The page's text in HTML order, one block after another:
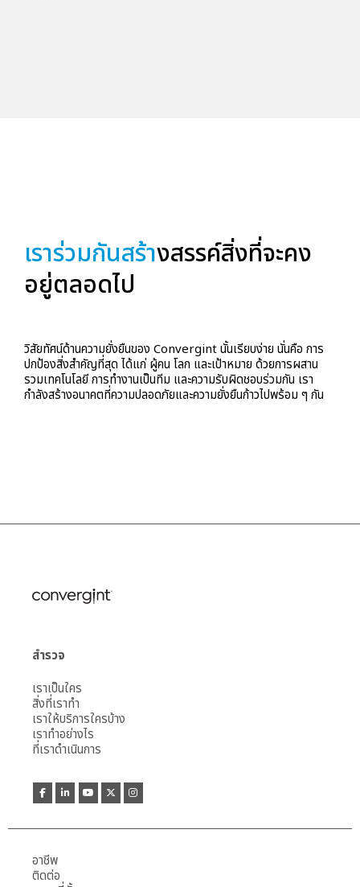
เราร่วมกันสร้างสรรค์สิ่งที่จะคง
อยู่ตลอดไป
วิสัยทัศน์ด้านความยั่งยืนของ Convergint นั้นเรียบง่าย นั่นคือ การ
ปกป้องสิ่งสำคัญที่สุด ได้แก่ ผู้คน โลก และเป้าหมาย ด้วยการผสาน
รวมเทคโนโลยี การทำงานเป็นทีม และความรับผิดชอบร่วมกัน เรา
กำลังสร้างอนาคตที่ความปลอดภัยและความยั่งยืนก้าวไปพร้อม ๆ กัน
สำรวจ
เราเป็นใคร
สิ่งที่เราทำ
เราให้บริการใครบ้าง
เราทำอย่างไร
ที่เราดำเนินการ
อาชีพ
ติดต่อ